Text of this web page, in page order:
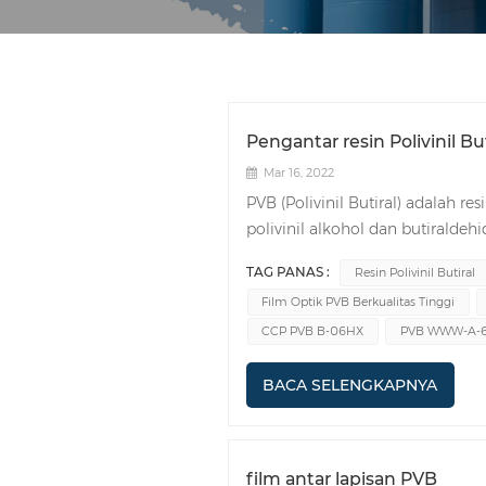
Pengantar resin Polivinil
Mar 16, 2022
PVB (Polivinil Butiral) adalah
polivinil alkohol dan
memiliki fleksibilitas yang baik,
dan kekuatan impak yang
dan dapat dihubungkan ke
peleburan panas. Ia memiliki
ketahanan cahaya yang baik,
pembentuk film. Resin PVB
TAG PANAS : Resin Polivinil Butiral
Film Optik PVB Berkualitas Tinggi
CCP PVB B-06HX
PVB WWW-A-
BACA SELENGKAPNYA
film antar lapisan PVB